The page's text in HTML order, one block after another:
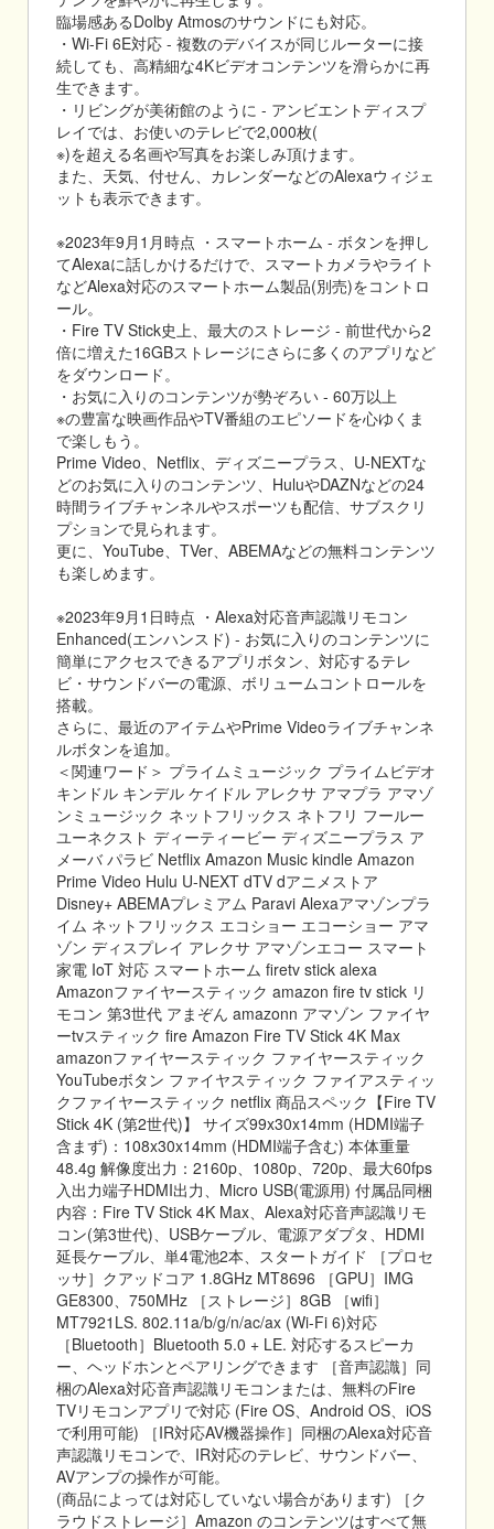
臨場感あるDolby Atmosのサウンドにも対応。
・Wi-Fi 6E対応 - 複数のデバイスが同じルーターに接
続しても、高精細な4Kビデオコンテンツを滑らかに再
生できます。
・リビングが美術館のように - アンビエントディスプ
レイでは、お使いのテレビで2,000枚(
※)を超える名画や写真をお楽しみ頂けます。
また、天気、付せん、カレンダーなどのAlexaウィジェ
ットも表示できます。
※2023年9月1月時点 ・スマートホーム - ボタンを押し
てAlexaに話しかけるだけで、スマートカメラやライト
などAlexa対応のスマートホーム製品(別売)をコントロ
ール。
・Fire TV Stick史上、最大のストレージ - 前世代から2
倍に増えた16GBストレージにさらに多くのアプリなど
をダウンロード。
・お気に入りのコンテンツが勢ぞろい - 60万以上
※の豊富な映画作品やTV番組のエピソードを心ゆくま
で楽しもう。
Prime Video、Netflix、ディズニープラス、U-NEXTな
どのお気に入りのコンテンツ、HuluやDAZNなどの24
時間ライブチャンネルやスポーツも配信、サブスクリ
プションで見られます。
更に、YouTube、TVer、ABEMAなどの無料コンテンツ
も楽しめます。
※2023年9月1日時点 ・Alexa対応音声認識リモコン
Enhanced(エンハンスド) - お気に入りのコンテンツに
簡単にアクセスできるアプリボタン、対応するテレ
ビ・サウンドバーの電源、ボリュームコントロールを
搭載。
さらに、最近のアイテムやPrime Videoライブチャンネ
ルボタンを追加。
＜関連ワード＞ プライムミュージック プライムビデオ
キンドル キンデル ケイドル アレクサ アマプラ アマゾ
ンミュージック ネットフリックス ネトフリ フールー
ユーネクスト ディーティービー ディズニープラス ア
メーバ パラビ Netflix Amazon Music kindle Amazon
Prime Video Hulu U-NEXT dTV dアニメストア
Disney+ ABEMAプレミアム Paravi Alexaアマゾンプラ
イム ネットフリックス エコショー エコーショー アマ
ゾン ディスプレイ アレクサ アマゾンエコー スマート
家電 IoT 対応 スマートホーム firetv stick alexa
Amazonファイヤースティック amazon fire tv stick リ
モコン 第3世代 アまぞん amazonn アマゾン ファイヤ
ーtvスティック fire Amazon Fire TV Stick 4K Max
amazonファイヤースティック ファイヤースティック
YouTubeボタン ファイヤスティック ファイアスティッ
クファイヤースティック netflix 商品スペック【Fire TV
Stick 4K (第2世代)】 サイズ99x30x14mm (HDMI端子
含まず)：108x30x14mm (HDMI端子含む) 本体重量
48.4g 解像度出力：2160p、1080p、720p、最大60fps
入出力端子HDMI出力、Micro USB(電源用) 付属品同梱
内容：Fire TV Stick 4K Max、Alexa対応音声認識リモ
コン(第3世代)、USBケーブル、電源アダプタ、HDMI
延長ケーブル、単4電池2本、スタートガイド ［プロセ
ッサ］クアッドコア 1.8GHz MT8696 ［GPU］IMG
GE8300、750MHz ［ストレージ］8GB ［wifi］
MT7921LS. 802.11a/b/g/n/ac/ax (Wi-Fi 6)対応
［Bluetooth］Bluetooth 5.0 + LE. 対応するスピーカ
ー、ヘッドホンとペアリングできます ［音声認識］同
梱のAlexa対応音声認識リモコンまたは、無料のFire
TVリモコンアプリで対応 (Fire OS、Android OS、iOS
で利用可能) ［IR対応AV機器操作］同梱のAlexa対応音
声認識リモコンで、IR対応のテレビ、サウンドバー、
AVアンプの操作が可能。
(商品によっては対応していない場合があります) ［ク
ラウドストレージ］Amazon のコンテンツはすべて無